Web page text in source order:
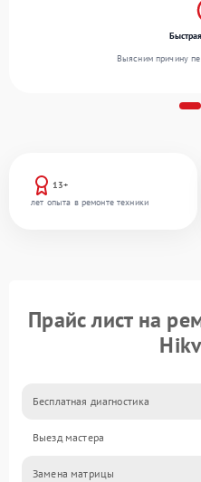
13+
лет опыта в ремонте техники
Выясним причину
Прайс лист на
Бесплатная диагностика
Выезд мастера
Замена матрицы